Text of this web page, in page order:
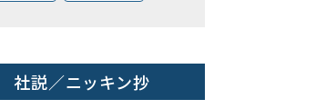
社説／ニッキン抄